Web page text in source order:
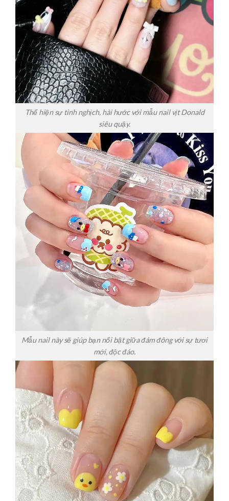
Thể hiện sự tinh nghịch, hài hước với mẫu nail vịt Donald
siêu quậy.
Mẫu nail này sẽ giúp bạn nổi bật giữa đám đông với sự tươi
mới, độc đáo.